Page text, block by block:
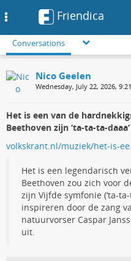
Friendica
Conversations
Nico Geelen
Wednesday, July 22, 2026,
Het is een van de
Beethoven zijn ‘ta-ta-ta-
volkskrant.nl/muziek/het-is-
Het is een legendarisch
Beethoven zou zich voor
zijn Vijfde symfonie (‘ta-
inspireren door de zang
natuurvorser Caspar
uit.